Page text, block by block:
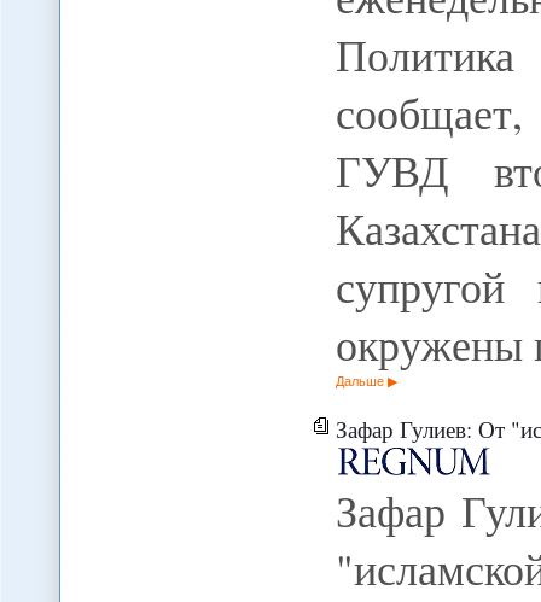
ГУВД
окружены
Дальше
Зафар Гулиев: От
Зафар